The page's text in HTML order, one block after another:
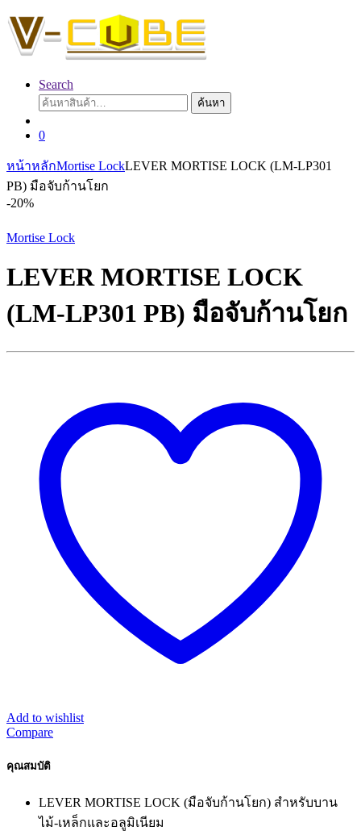
Search
ค้นหา:
ค้นหา
0
หน้าหลักMortise LockLEVER MORTISE LOCK (LM-LP301
PB) มือจับก้านโยก
-20%
Mortise Lock
LEVER MORTISE LOCK
(LM-LP301 PB) มือจับก้านโยก
Add to wishlist
Compare
คุณสมบัติ
LEVER MORTISE LOCK (มือจับก้านโยก) สำหรับบาน
ไม้-เหล็กและอลูมิเนียม